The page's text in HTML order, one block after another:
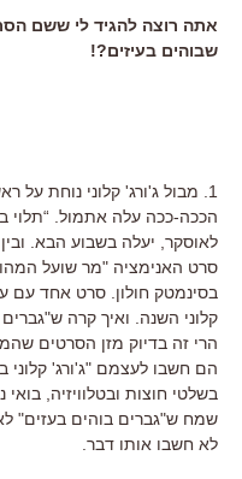
אתה רוצה להגיד לי ששם
שבוהים בעיזים?!
1. מבול ג'ורג' קלוני נוחת
הככה-ככה עלה אתמול. “תלוי
לאוסקר, יעלה בשבוע הבא.
סרט האנימציה "מר שועל
בסינמטק חולון. סרט אחד עם
קלוני השנה. ואיך קרה
הרי זה בדיוק מזן הסרטים
הם חשבו לעצמם "ג'ורג'
בשלטי חוצות ובטלוויזיה,
שמח ש"גברים בוהים בעזים"
לא חשבו אותו דבר.